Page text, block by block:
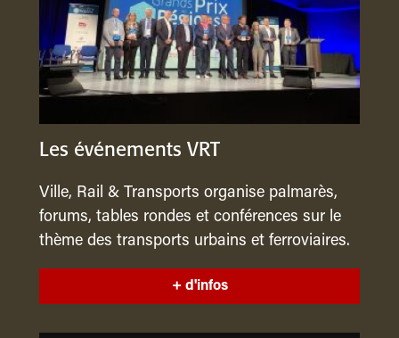
Les événements VRT
Ville, Rail & Transports organise palmarès,
forums, tables rondes et conférences sur le
thème des transports urbains et ferroviaires.
+ d'infos